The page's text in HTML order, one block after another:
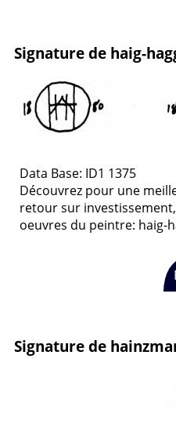
Signature de haig-
Data Base: ID1 1375
Découvrez pour une
retour sur
oeuvres du peintre: haig-
Signature de